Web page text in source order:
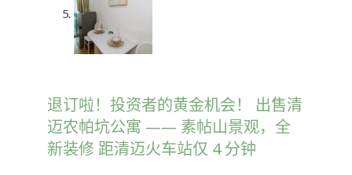
退订啦！投资者的黄金机会！ 出售清
迈农帕坑公寓 —— 素帖山景观，全
新装修 距清迈火车站仅 4 分钟